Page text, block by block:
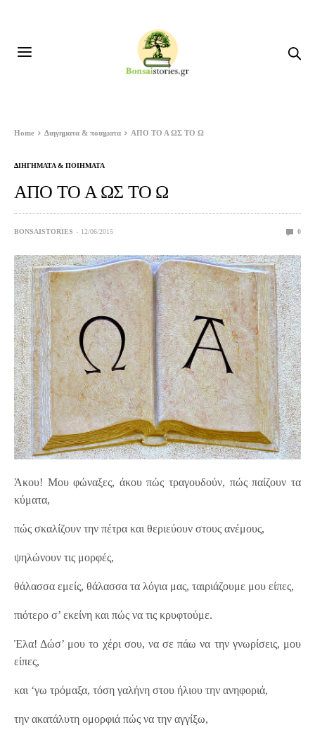
Home Διηγηματα & ποιηματα ΑΠΟ ΤΟ Α ΩΣ ΤΟ Ω
ΔΙΗΓΗΜΑΤΑ & ΠΟΙΗΜΑΤΑ
ΑΠΟ ΤΟ Α ΩΣ ΤΟ Ω
BONSAISTORIES 12/06/2015 0
Άκου! Μου φώναξες, άκου πώς τραγουδούν, πώς παίζουν τα
κύματα,
πώς σκαλίζουν την πέτρα και θεριεύουν στους ανέμους,
ψηλώνουν τις μορφές,
θάλασσα εμείς, θάλασσα τα λόγια μας, ταιριάζουμε μου είπες,
πιότερο σ’ εκείνη και πώς να τις κρυφτούμε.
Ἐλα! Δώσ’ μου το χέρι σου, να σε πάω να την γνωρίσεις, μου
είπες,
και ‘γω τρόμαξα, τόση γαλήνη στου ήλιου την ανηφοριά,
την ακατάλυτη ομορφιά πώς να την αγγίξω,